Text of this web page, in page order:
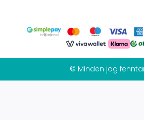
© Minden jog